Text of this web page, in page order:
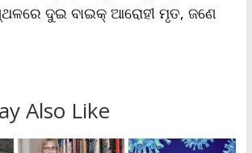
ଦୁଇ ବାଇକ୍ ଆରୋହୀ ମୃତ, ଜଣେ
Also Like